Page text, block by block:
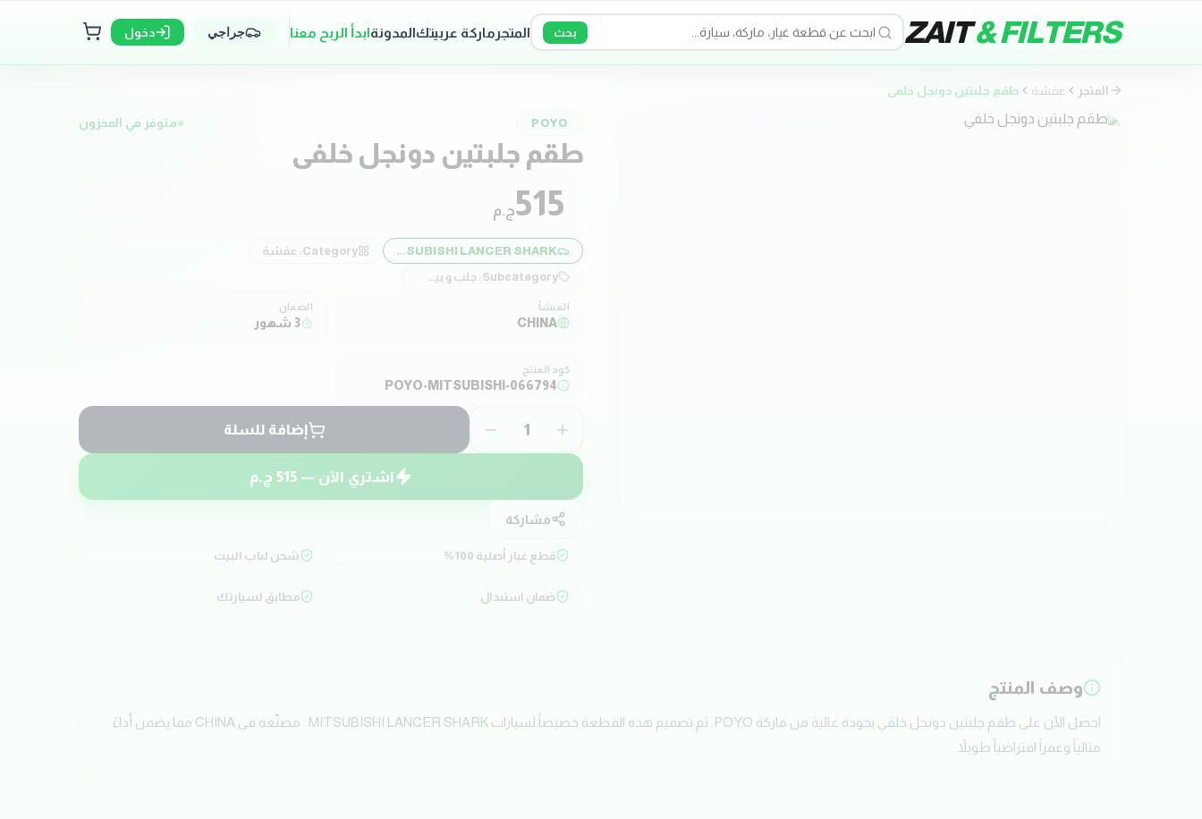
ZAIT& FILTERS بحث المتجر ماركة عربيتكالمدونةابدأ الربح معنا جراجي دخول
المتجر عفشة طقم جلبتين دونجل خلفي
POYO متوفر في المخزون
طقم جلبتين دونجل خلفي
515ج.م
MITSUBISHI LANCER SHARK
Category: عفشة
Subcategory: جلب و بيض مقصات
المنشأ
CHINA
الضمان
3 شهور
كود المنتج
POYO-MITSUBISHI-066794
1 إضافة للسلة
اشتري الآن — 515 ج.م
مشاركة
قطع غيار أصلية 100% شحن لباب البيت
ضمان استبدال مطابق لسيارتك
وصف المنتج
احصل الآن على طقم جلبتين دونجل خلفي بجودة عالية من ماركة POYO. تم تصميم هذه القطعة خصيصاً لسيارات MITSUBISHI LANCER SHARK . مصنّعة في CHINA مما يضمن أداءً
مثالياً وعمراً افتراضياً طويلاً.